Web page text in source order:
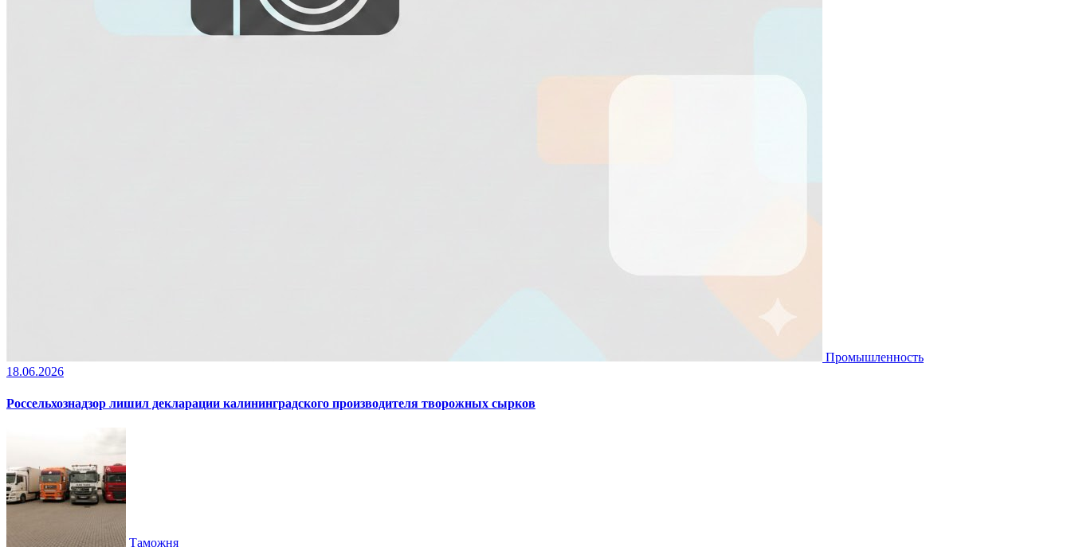
Промышленность
18.06.2026
Россельхознадзор лишил декларации калининградского производителя творожных сырков
Таможня